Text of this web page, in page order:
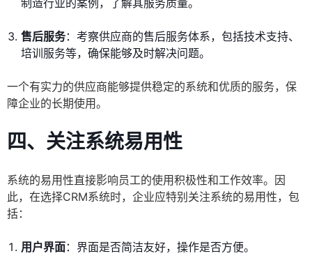
制造行业的案例，了解其服务质量。
售后服务：考察供应商的售后服务体系，包括技术支持、
培训服务等，确保能够及时解决问题。
一个有实力的供应商能够提供稳定的系统和优质的服务，保
障企业的长期使用。
四、关注系统易用性
系统的易用性直接影响员工的使用积极性和工作效率。因
此，在选择CRM系统时，企业应特别关注系统的易用性，包
括：
用户界面：界面是否简洁友好，操作是否方便。